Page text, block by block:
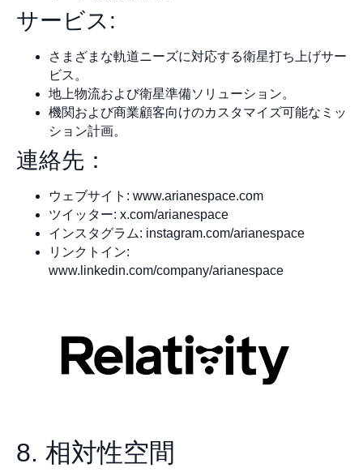
サービス:
さまざまな軌道ニーズに対応する衛星打ち上げサー
ビス。
地上物流および衛星準備ソリューション。
機関および商業顧客向けのカスタマイズ可能なミッ
ション計画。
連絡先：
ウェブサイト: www.arianespace.com
ツイッター: x.com/arianespace
インスタグラム: instagram.com/arianespace
リンクトイン:
www.linkedin.com/company/arianespace
8. 相対性空間